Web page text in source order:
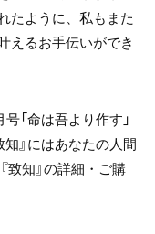
たように、私もまた
えるお手伝いができ
「命は吾より作す」
』にはあなたの人間
致知』の詳細・ご購